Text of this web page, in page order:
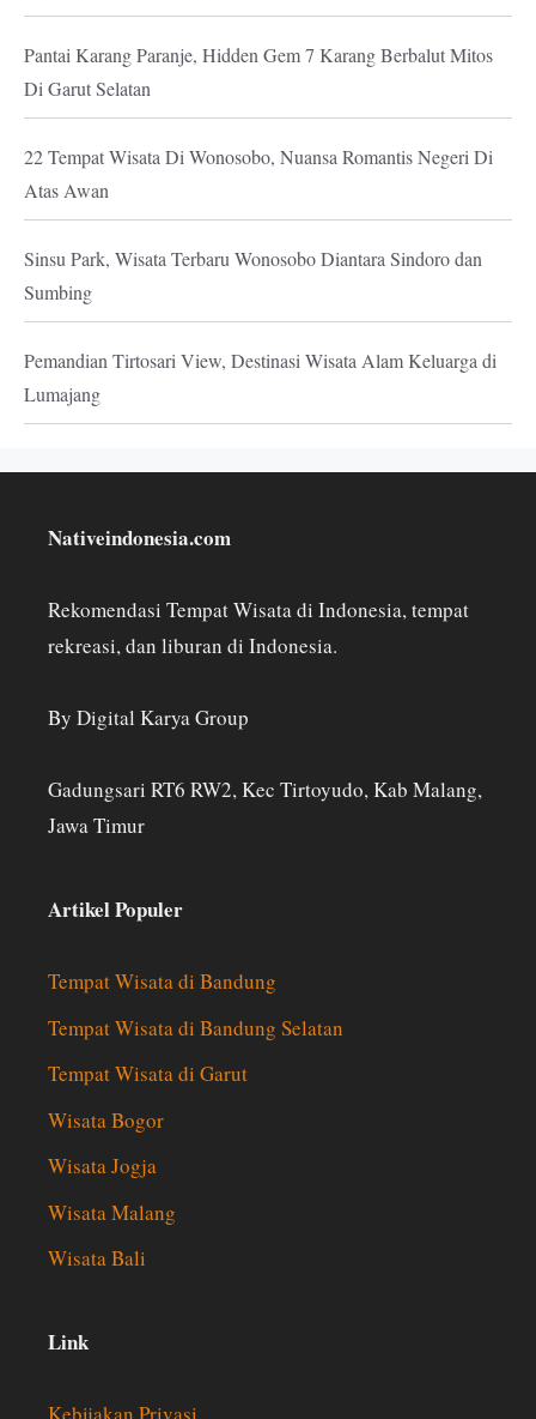
Pantai Karang Paranje, Hidden Gem 7 Karang Berbalut Mitos
Di Garut Selatan
22 Tempat Wisata Di Wonosobo, Nuansa Romantis Negeri Di
Atas Awan
Sinsu Park, Wisata Terbaru Wonosobo Diantara Sindoro dan
Sumbing
Pemandian Tirtosari View, Destinasi Wisata Alam Keluarga di
Lumajang
Nativeindonesia.com
Rekomendasi Tempat Wisata di Indonesia, tempat
rekreasi, dan liburan di Indonesia.
By Digital Karya Group
Gadungsari RT6 RW2, Kec Tirtoyudo, Kab Malang,
Jawa Timur
Artikel Populer
Tempat Wisata di Bandung
Tempat Wisata di Bandung Selatan
Tempat Wisata di Garut
Wisata Bogor
Wisata Jogja
Wisata Malang
Wisata Bali
Link